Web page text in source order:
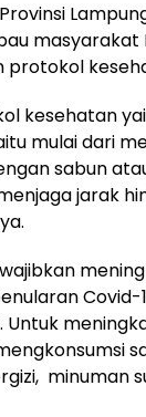
masyarakat
kesehatan
mulai dari
sabun
jarak
Covid-
Untuk
minuman